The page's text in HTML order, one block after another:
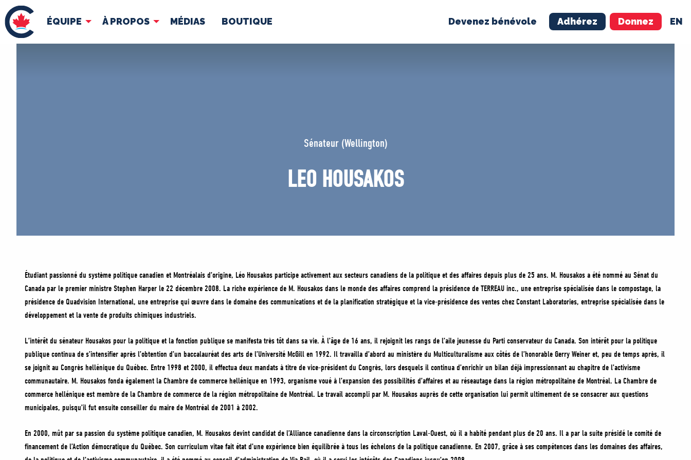
ÉQUIPE À PROPOS MÉDIAS BOUTIQUE Devenez bénévole Adhérez Donnez EN
ÉQUIPE À PROPOS MÉDIAS BÉNÉVOLE ADHÉREZ
BOUTIQUE
Sénateur (Wellington)
LEO HOUSAKOS
Étudiant passionné du système politique canadien et Montréalais d’origine, Léo Housakos participe activement aux secteurs canadiens de la politique et des affaires depuis plus de 25 ans. M. Housakos a été nommé au Sénat du
Canada par le premier ministre Stephen Harper le 22 décembre 2008. La riche expérience de M. Housakos dans le monde des affaires comprend la présidence de TERREAU inc., une entreprise spécialisée dans le compostage, la
présidence de Quadvision International, une entreprise qui œuvre dans le domaine des communications et de la planification stratégique et la vice-présidence des ventes chez Constant Laboratories, entreprise spécialisée dans le
développement et la vente de produits chimiques industriels.
L’intérêt du sénateur Housakos pour la politique et la fonction publique se manifesta très tôt dans sa vie. À l’âge de 16 ans, il rejoignit les rangs de l’aile jeunesse du Parti conservateur du Canada. Son intérêt pour la politique
publique continua de s’intensifier après l’obtention d’un baccalauréat des arts de l’Université McGill en 1992. Il travailla d’abord au ministère du Multiculturalisme aux côtés de l’honorable Gerry Weiner et, peu de temps après, il
se joignit au Congrès hellénique du Québec. Entre 1998 et 2000, il effectua deux mandats à titre de vice-président du Congrès, lors desquels il continua d’enrichir un bilan déjà impressionnant au chapitre de l’activisme
communautaire. M. Housakos fonda également la Chambre de commerce hellénique en 1993, organisme voué à l’expansion des possibilités d’affaires et au réseautage dans la région métropolitaine de Montréal. La Chambre de
commerce hellénique est membre de la Chambre de commerce de la région métropolitaine de Montréal. Le travail accompli par M. Housakos auprès de cette organisation lui permit ultimement de se consacrer aux questions
municipales, puisqu’il fut ensuite conseiller du maire de Montréal de 2001 à 2002.
En 2000, mût par sa passion du système politique canadien, M. Housakos devint candidat de l’Alliance canadienne dans la circonscription Laval-Ouest, où il a habité pendant plus de 20 ans. Il a par la suite présidé le comité de
financement de l’Action démocratique du Québec. Son curriculum vitae fait état d’une expérience bien équilibrée à tous les échelons de la politique canadienne. En 2007, grâce à ses compétences dans les domaines des affaires,